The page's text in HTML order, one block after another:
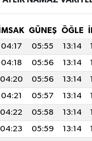
İMSAK GÜNEŞ ÖĞLE
04:17 05:55 13:14
04:18 05:56 13:14
04:20 05:56 13:14
04:21 05:57 13:14
04:22 05:58 13:14
04:23 05:59 13:14